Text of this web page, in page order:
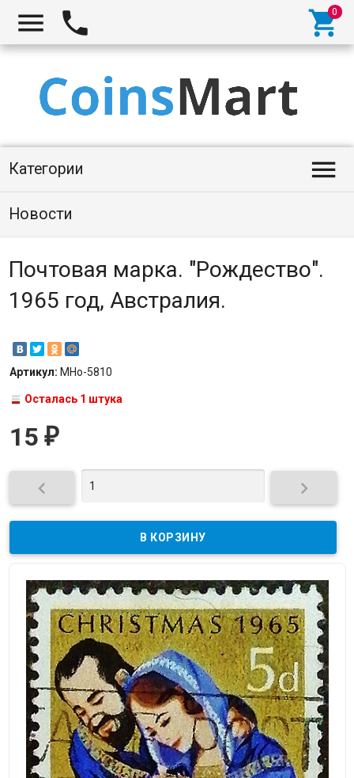
  
Категории 
Новости
Почтовая марка. "Рождество".
1965 год, Австралия.
Артикул: МНо-5810
Осталась 1 штука
15 ₽
 